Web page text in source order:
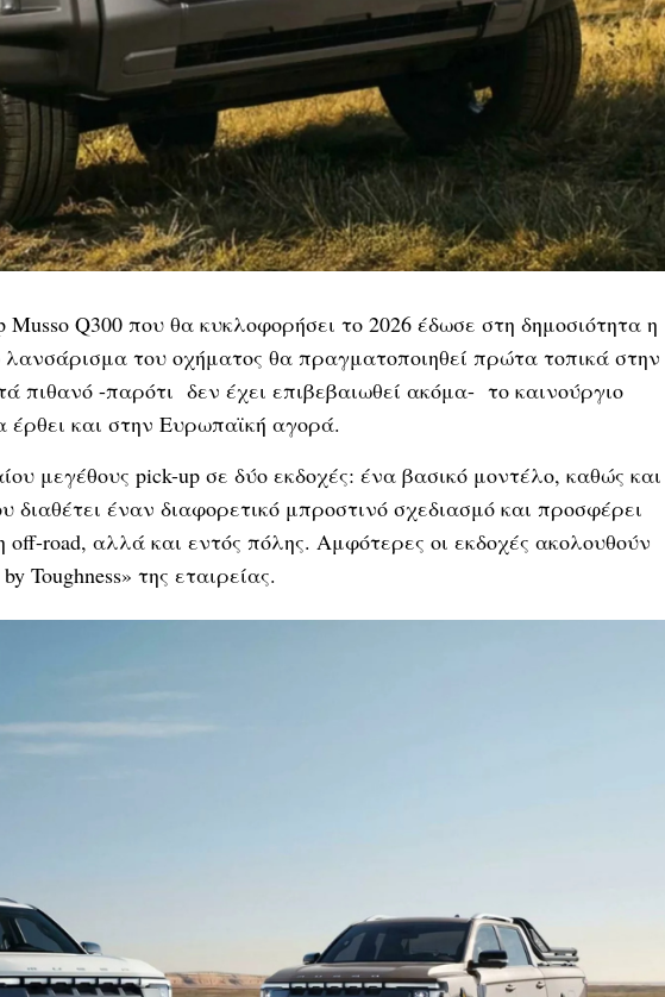
Musso Q300 που θα κυκλοφορήσει το 2026 έδωσε στη δημοσιότητα η
του οχήματος θα πραγματοποιηθεί πρώτα τοπικά στην
πιθανό -παρότι δεν έχει επιβεβαιωθεί ακόμα- το καινούργιο
έρθει και στην Ευρωπαϊκή αγορά.
μεγέθους pick-up σε δύο εκδοχές: ένα βασικό μοντέλο, καθώς και
διαθέτει έναν διαφορετικό μπροστινό σχεδιασμό και προσφέρει
road, αλλά και εντός πόλης. Αμφότερες οι εκδοχές ακολουθούν
Toughness» της εταιρείας.